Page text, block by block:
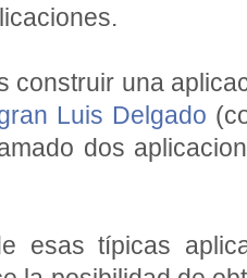
construir una
Luis Delgado
dos
esas típicas